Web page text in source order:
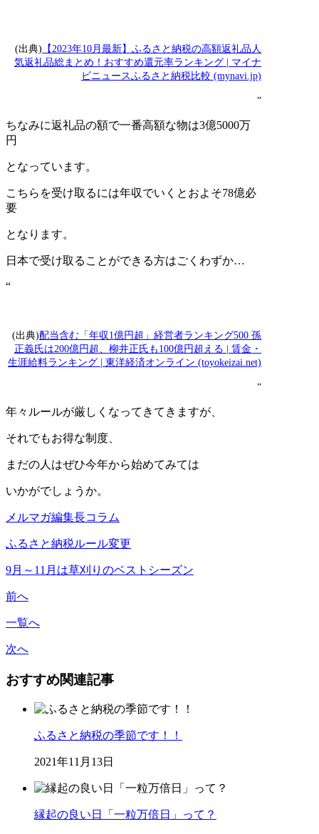
(出典) 【2023年10月最新】ふるさと納税の高額返礼品人
気返礼品総まとめ！おすすめ還元率ランキング | マイナ
ビニュースふるさと納税比較 (mynavi.jp)
”
ちなみに返礼品の額で一番高額な物は3億5000万
円
となっています。
こちらを受け取るには年収でいくとおよそ78億必
要
となります。
日本で受け取ることができる方はごくわずか…
“
(出典)配当含む「年収1億円超」経営者ランキング500 孫
正義氏は200億円超、柳井正氏も100億円超える | 賃金・
生涯給料ランキング | 東洋経済オンライン (toyokeizai.net)
”
年々ルールが厳しくなってきてきますが、
それでもお得な制度、
まだの人はぜひ今年から始めてみては
いかがでしょうか。
メルマガ編集長コラム
ふるさと納税ルール変更
9月～11月は草刈りのベストシーズン
前へ
一覧へ
次へ
おすすめ関連記事
ふるさと納税の季節です！！
2021年11月13日
縁起の良い日「一粒万倍日」って？